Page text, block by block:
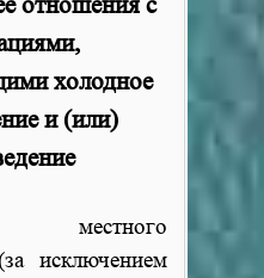
холодное
и (или)
исключением